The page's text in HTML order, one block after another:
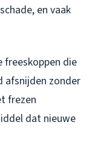
en vaak
freeskoppen die
afsnijden zonder
frezen
dat nieuwe